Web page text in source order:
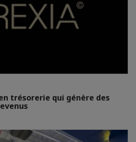
trésorerie qui génère des